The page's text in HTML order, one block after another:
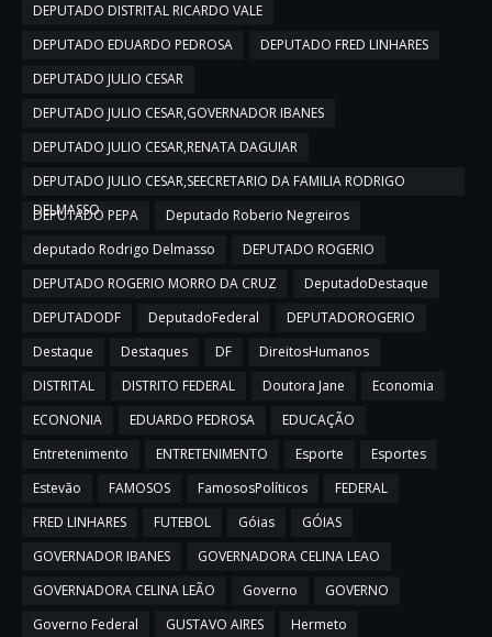
DEPUTADO DISTRITAL RICARDO VALE
DEPUTADO EDUARDO PEDROSA
DEPUTADO FRED LINHARES
DEPUTADO JULIO CESAR
DEPUTADO JULIO CESAR,GOVERNADOR IBANES
DEPUTADO JULIO CESAR,RENATA DAGUIAR
DEPUTADO JULIO CESAR,SEECRETARIO DA FAMILIA RODRIGO
DELMASSO
DEPUTADO PEPA
Deputado Roberio Negreiros
deputado Rodrigo Delmasso
DEPUTADO ROGERIO
DEPUTADO ROGERIO MORRO DA CRUZ
DeputadoDestaque
DEPUTADODF
DeputadoFederal
DEPUTADOROGERIO
Destaque
Destaques DF
DireitosHumanos
DISTRITAL
DISTRITO FEDERAL Doutora Jane
Economia
ECONONIA
EDUARDO PEDROSA
EDUCAÇÃO
Entretenimento
ENTRETENIMENTO Esporte
Esportes
Estevão
FAMOSOS FamososPolíticos
FEDERAL
FRED LINHARES
FUTEBOL Góias
GÓIAS
GOVERNADOR IBANES
GOVERNADORA CELINA LEAO
GOVERNADORA CELINA LEÃO
Governo
GOVERNO
Governo Federal
GUSTAVO AIRES
Hermeto